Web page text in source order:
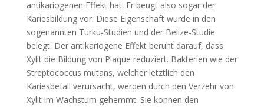
antikariogenen Effekt hat. Er beugt also sogar der
Kariesbildung vor. Diese Eigenschaft wurde in den
sogenannten Turku-Studien und der Belize-Studie
belegt. Der antikariogene Effekt beruht darauf, dass
Xylit die Bildung von Plaque reduziert. Bakterien wie der
Streptococcus mutans, welcher letztlich den
Kariesbefall verursacht, werden durch den Verzehr von
Xylit im Wachstum gehemmt. Sie können den